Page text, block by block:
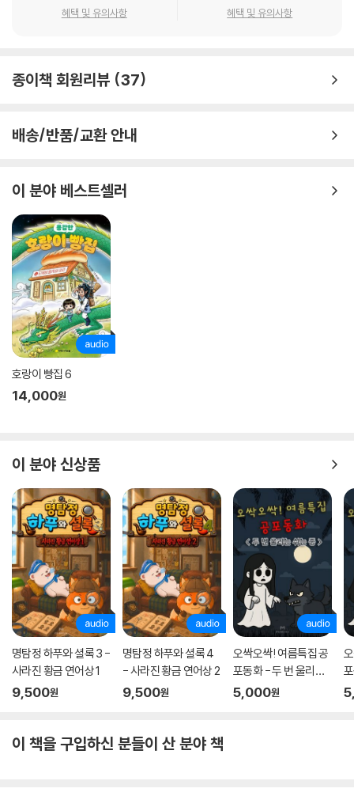
넘어가게 하는 요리에 대한 생생한 묘사는 이 책의 즐거움 중 하나다.
도화랑의 요리는 마법의 힘으로 주인공들의 고민을 해결해 주는 데 그치지
않았던 혜성이 이 책의 진짜 주인공이다. 또 채아와 엄마가 서로를 이해하
낼 수 있을 것이다.
독자들을 도깨비 식당으로 홀리는 마성의 그림
[신기한 맛 도깨비 식당] 시리즈에 온기와 생명력을 불어넣는 그림은 이번
권에서도 여전히 흥미롭고 아름답다. 센개 작가의 세련된 색채, 책장을 꽉
채우는 밀도 있는 화면 구성은 독자들이 도화랑과 주인공들의 이야기 속으
로 빠져들게 만드는 일등 공신이다.
이야기 속의 이야기, [도화랑의 비밀]
누명을 쓰고 옥에 갇힌 도화랑은 사륜 왕자에게 요리를 다시 한번 하게 해
한 가루를 넣으려고 하는 것을 목격한 왕자는 기지를 발휘해 미실을 가로
어떤 인연으로 엮인 것인지 손에 땀을 쥐게 하는 긴박감을 선사한다. 이 책
의 또 다른 재미인 [도화랑의 비밀]은 다음 권에서도 계속 이어진다.
혜택 및 유의사항 혜택 및 유의사항
종이책 회원리뷰 37
배송/반품/교환 안내
이 분야 베스트셀러
호랑이 빵집 6
14,000원
이 분야 신상품
명탐정 하푸와 셜록 3 -
사라진 황금 연어상 1
9,500원
명탐정 하푸와 셜록 4
- 사라진 황금 연어상 2
9,500원
오싹오싹! 여름특집 공
포동화 - 두 번 울리는
쉬는 종
5,000원
이 책을 구입하신 분들이 산 분야 책